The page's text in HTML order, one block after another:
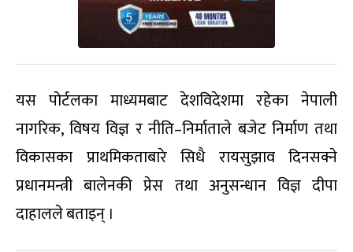
यस पोर्टलका माध्यमबाट देशविदेशमा रहेका नेपाली
नागरिक, विषय विज्ञ र नीति–निर्माताले बजेट निर्माण तथा
विकासका प्राथमिकताबारे सिधै रायसुझाव दिनसक्ने
प्रधानमन्त्री बालेनकी प्रेस तथा अनुसन्धान विज्ञ दीपा
दाहालले बताइन् ।